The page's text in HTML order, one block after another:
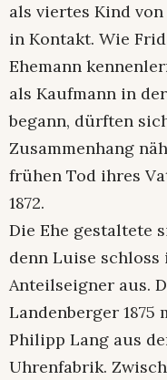
als viertes Kind
in Kontakt. Wie
Ehemann
als Kaufmann in
begann, dürften
Zusammenhang
frühen Tod ihres
1872.
Die Ehe gestaltete
denn Luise
Anteilseigner aus.
Landenberger
Philipp Lang aus
Uhrenfabrik.